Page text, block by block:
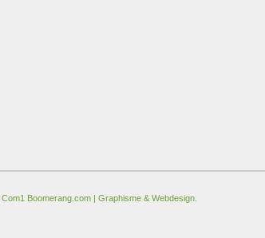
Com1 Boomerang.com | Graphisme & Webdesign.